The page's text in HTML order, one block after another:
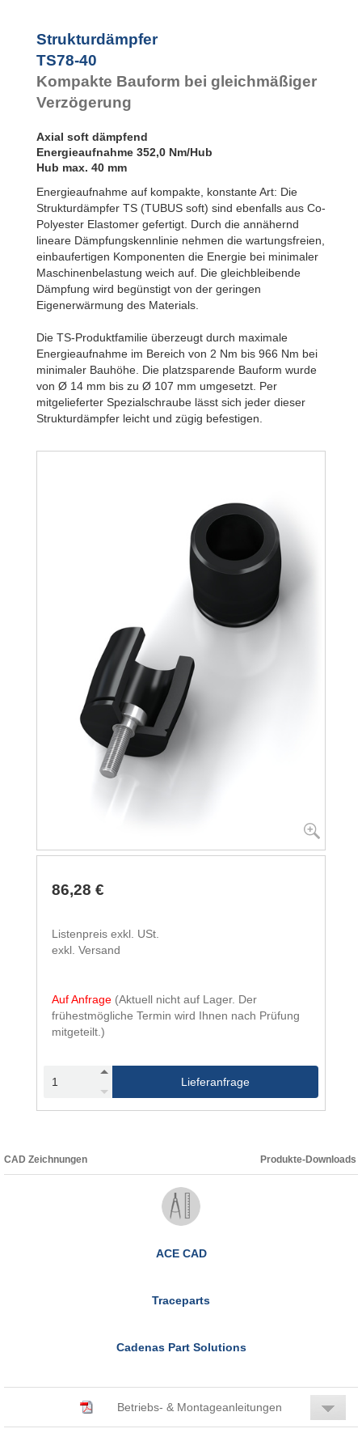
TS64-34
TS107-56
Strukturdämpfer
TS78-40
Kompakte Bauform bei gleichmäßiger
Verzögerung
Axial soft dämpfend
Energieaufnahme 352,0 Nm/Hub
Hub max. 40 mm
Energieaufnahme auf kompakte, konstante Art: Die
Strukturdämpfer TS (TUBUS soft) sind ebenfalls aus Co-
Polyester Elastomer gefertigt. Durch die annähernd
lineare Dämpfungskennlinie nehmen die wartungsfreien,
einbaufertigen Komponenten die Energie bei minimaler
Maschinenbelastung weich auf. Die gleichbleibende
Dämpfung wird begünstigt von der geringen
Eigenerwärmung des Materials.
Die TS-Produktfamilie überzeugt durch maximale
Energieaufnahme im Bereich von 2 Nm bis 966 Nm bei
minimaler Bauhöhe. Die platzsparende Bauform wurde
von Ø 14 mm bis zu Ø 107 mm umgesetzt. Per
mitgelieferter Spezialschraube lässt sich jeder dieser
Strukturdämpfer leicht und zügig befestigen.
86,28 €
Listenpreis exkl. USt.
exkl. Versand
Auf Anfrage (Aktuell nicht auf Lager. Der
frühestmögliche Termin wird Ihnen nach Prüfung
mitgeteilt.)
Lieferanfrage
CAD Zeichnungen Produkte-Downloads
ACE CAD
Traceparts
Cadenas Part Solutions
Betriebs- & Montageanleitungen